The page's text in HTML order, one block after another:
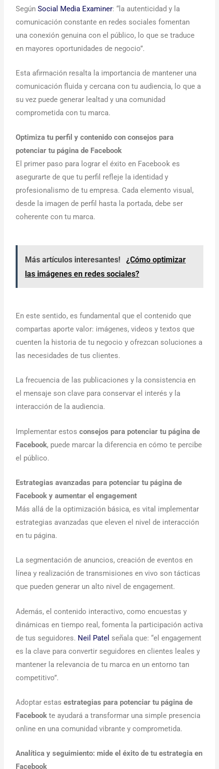
Según Social Media Examiner: “la autenticidad y la
comunicación constante en redes sociales fomentan
una conexión genuina con el público, lo que se traduce
en mayores oportunidades de negocio”.
Esta afirmación resalta la importancia de mantener una
comunicación fluida y cercana con tu audiencia, lo que a
su vez puede generar lealtad y una comunidad
comprometida con tu marca.
Optimiza tu perfil y contenido con consejos para
potenciar tu página de Facebook
El primer paso para lograr el éxito en Facebook es
asegurarte de que tu perfil refleje la identidad y
profesionalismo de tu empresa. Cada elemento visual,
desde la imagen de perfil hasta la portada, debe ser
coherente con tu marca.
Más artículos interesantes!
¿Cómo optimizar
las imágenes en redes sociales?
En este sentido, es fundamental que el contenido que
compartas aporte valor: imágenes, videos y textos que
cuenten la historia de tu negocio y ofrezcan soluciones a
las necesidades de tus clientes.
La frecuencia de las publicaciones y la consistencia en
el mensaje son clave para conservar el interés y la
interacción de la audiencia.
Implementar estosconsejos para potenciar tu página de
Facebook, puede marcar la diferencia en cómo te percibe
el público.
Estrategias avanzadas para potenciar tu página de
Facebook y aumentar el engagement
Más allá de la optimización básica, es vital implementar
estrategias avanzadas que eleven el nivel de interacción
en tu página.
La segmentación de anuncios, creación de eventos en
línea y realización de transmisiones en vivo son tácticas
que pueden generar un alto nivel de engagement.
Además, el contenido interactivo, como encuestas y
dinámicas en tiempo real, fomenta la participación activa
de tus seguidores. Neil Patel señala que: “el engagement
es la clave para convertir seguidores en clientes leales y
mantener la relevancia de tu marca en un entorno tan
competitivo”.
Adoptar estasestrategias para potenciar tu página de
Facebook te ayudará a transformar una simple presencia
online en una comunidad vibrante y comprometida.
Analítica y seguimiento: mide el éxito de tu estrategia en
Facebook